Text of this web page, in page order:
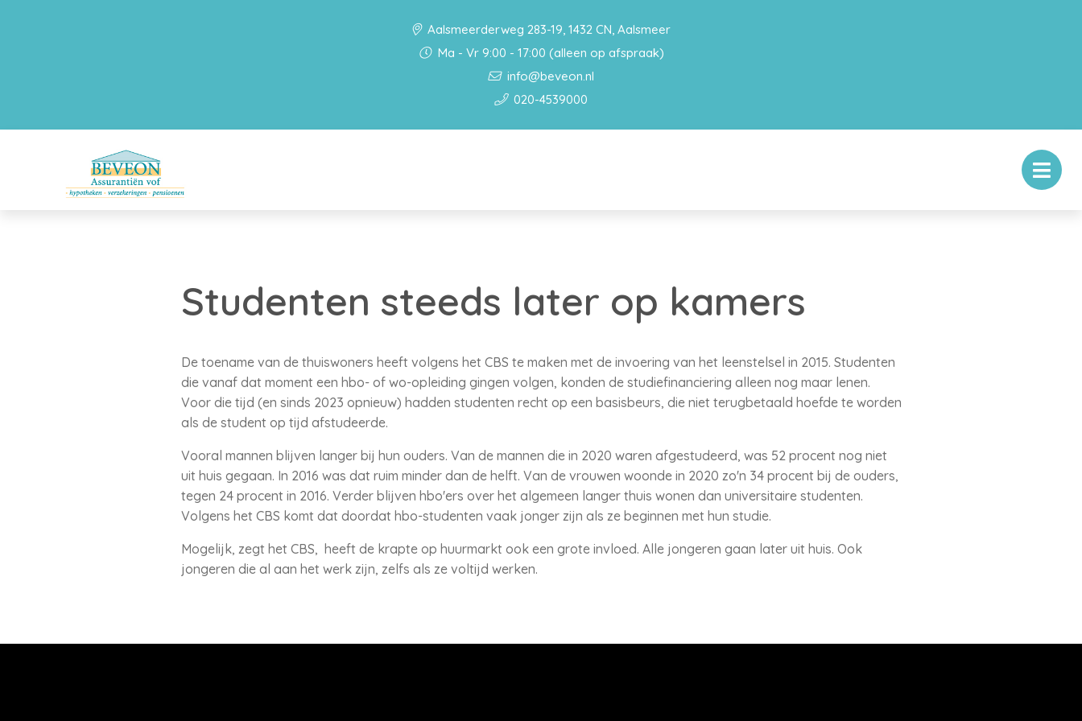
Aalsmeerderweg 283-19, 1432 CN, Aalsmeer
Ma - Vr 9:00 - 17:00 (alleen op afspraak)
info@beveon.nl
020-4539000
Studenten steeds later op kamers
De toename van de thuiswoners heeft volgens het CBS te maken met de invoering van het leenstelsel in 2015. Studenten
die vanaf dat moment een hbo- of wo-opleiding gingen volgen, konden de studiefinanciering alleen nog maar lenen.
Voor die tijd (en sinds 2023 opnieuw) hadden studenten recht op een basisbeurs, die niet terugbetaald hoefde te worden
als de student op tijd afstudeerde.
Vooral mannen blijven langer bij hun ouders. Van de mannen die in 2020 waren afgestudeerd, was 52 procent nog niet
uit huis gegaan. In 2016 was dat ruim minder dan de helft. Van de vrouwen woonde in 2020 zo'n 34 procent bij de ouders,
tegen 24 procent in 2016. Verder blijven hbo'ers over het algemeen langer thuis wonen dan universitaire studenten.
Volgens het CBS komt dat doordat hbo-studenten vaak jonger zijn als ze beginnen met hun studie.
Mogelijk, zegt het CBS, heeft de krapte op huurmarkt ook een grote invloed. Alle jongeren gaan later uit huis. Ook
jongeren die al aan het werk zijn, zelfs als ze voltijd werken.